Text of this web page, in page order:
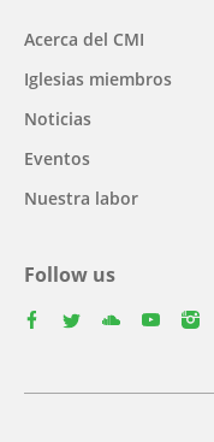
Main
navigation
Acerca del CMI
Iglesias miembros
Noticias
Eventos
Nuestra labor
Follow us